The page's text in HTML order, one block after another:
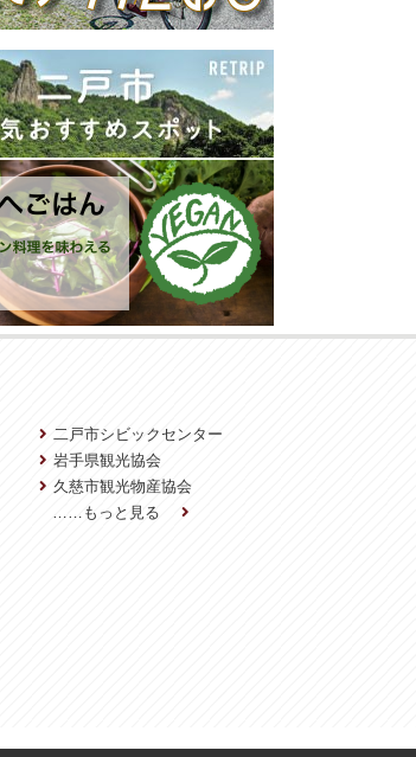
二戸市シビックセンター
岩手県観光協会
久慈市観光物産協会
……もっと見る